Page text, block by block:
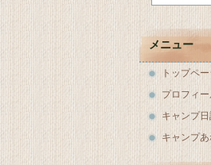
メニュー
トップペー
プロフィ
キャンプ
キャンプ